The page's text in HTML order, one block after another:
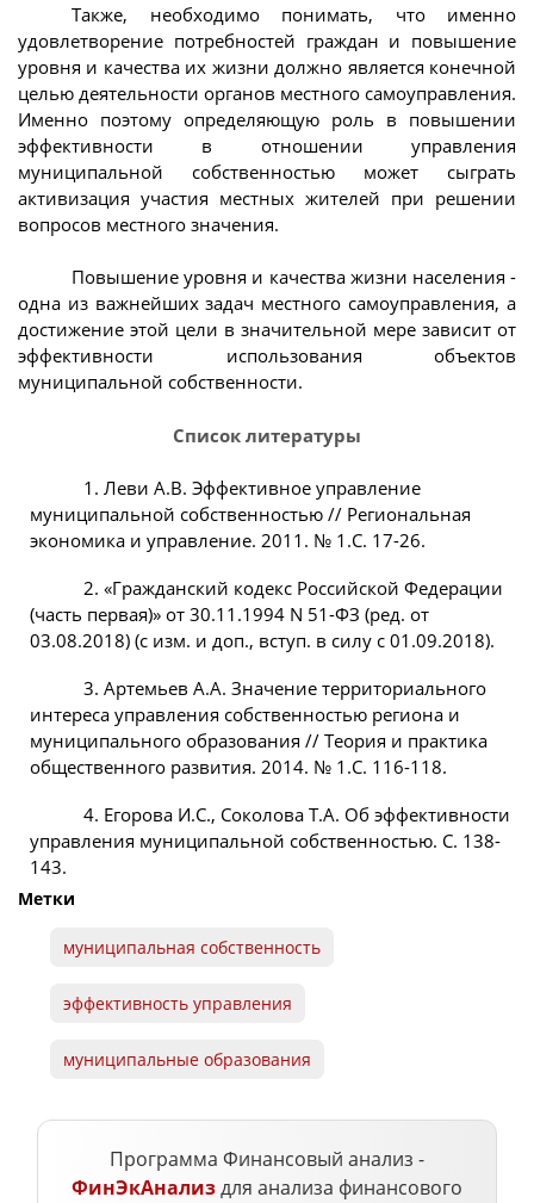
Также, необходимо понимать, что именно
удовлетворение потребностей граждан и повышение
уровня и качества их жизни должно является конечной
целью деятельности органов местного самоуправления.
Именно поэтому определяющую роль в повышении
эффективности в отношении управления
муниципальной собственностью может сыграть
активизация участия местных жителей при решении
вопросов местного значения.
Повышение уровня и качества жизни населения -
одна из важнейших задач местного самоуправления, а
достижение этой цели в значительной мере зависит от
эффективности использования объектов
муниципальной собственности.
Список литературы
1. Леви А.В. Эффективное управление
муниципальной собственностью // Региональная
экономика и управление. 2011. № 1.С. 17-26.
2. «Гражданский кодекс Российской Федерации
(часть первая)» от 30.11.1994 N 51-ФЗ (ред. от
03.08.2018) (с изм. и доп., вступ. в силу с 01.09.2018).
3. Артемьев А.А. Значение территориального
интереса управления собственностью региона и
муниципального образования // Теория и практика
общественного развития. 2014. № 1.С. 116-118.
4. Егорова И.С., Соколова Т.А. Об эффективности
управления муниципальной собственностью. С. 138-
143.
Метки
муниципальная собственность
эффективность управления
муниципальные образования
Программа Финансовый анализ -
ФинЭкАнализдля анализа финансового